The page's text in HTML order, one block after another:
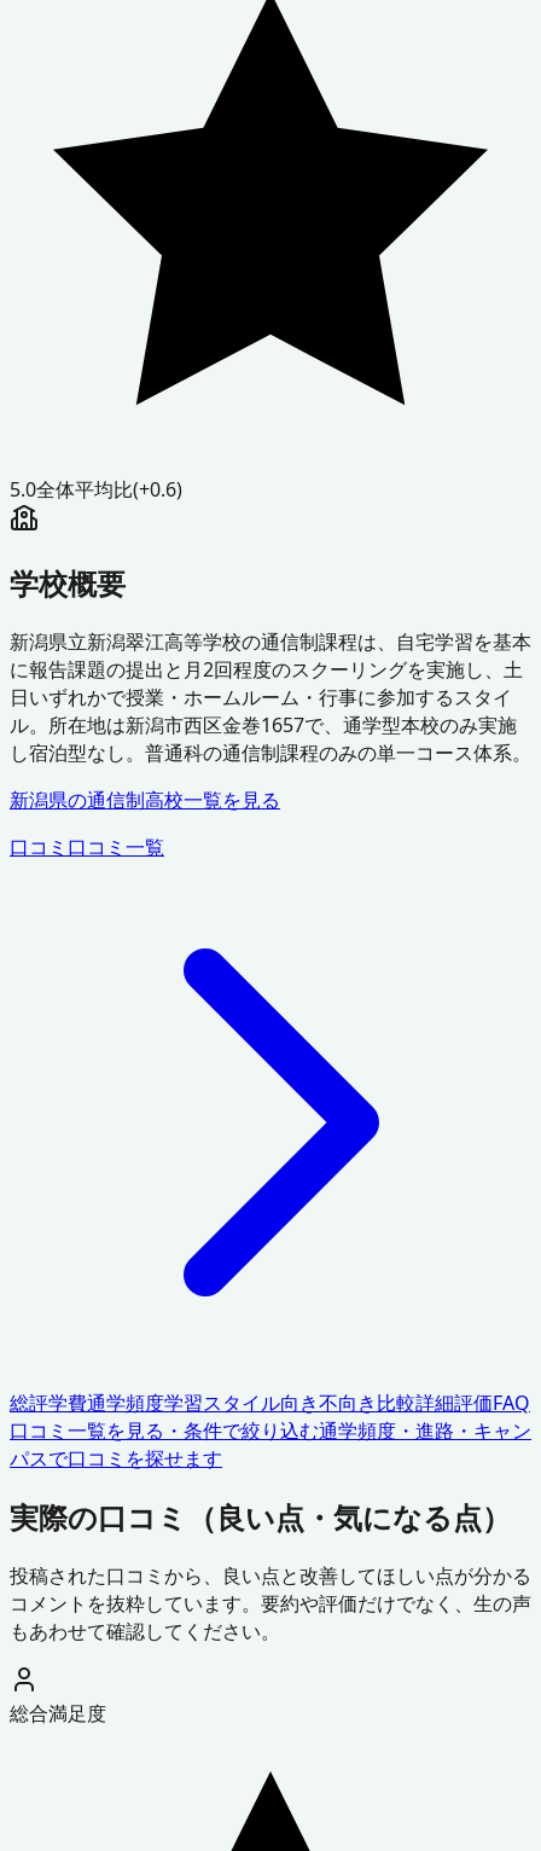
5.0全体平均比(+0.6)
学校概要
新潟県立新潟翠江高等学校の通信制課程は、自宅学習を基本
に報告課題の提出と月2回程度のスクーリングを実施し、土
日いずれかで授業・ホームルーム・行事に参加するスタイ
ル。所在地は新潟市西区金巻1657で、通学型本校のみ実施
し宿泊型なし。普通科の通信制課程のみの単一コース体系。
新潟県の通信制高校一覧を見る
口コミ 口コミ一覧
総評学費通学頻度学習スタイル向き不向き比較詳細評価FAQ
口コミ一覧を見る・条件で絞り込む通学頻度・進路・キャン
パスで口コミを探せます
実際の口コミ（良い点・気になる点）
投稿された口コミから、良い点と改善してほしい点が分かる
コメントを抜粋しています。要約や評価だけでなく、生の声
もあわせて確認してください。
総合満足度